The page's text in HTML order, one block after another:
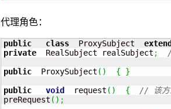
代理角色：
public class ProxySubject
private RealSubject realSubject ;
public ProxySubject ( ) {
}
public
void request ( ) {
// 该方
preRequest ( ) ;